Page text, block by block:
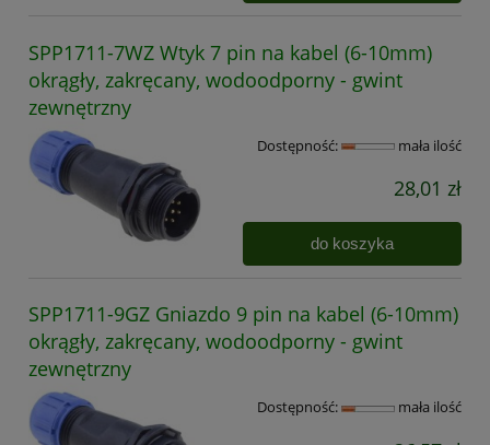
SPP1711-7WZ Wtyk 7 pin na kabel (6-10mm)
okrągły, zakręcany, wodoodporny - gwint
zewnętrzny
Dostępność: mała ilość
28,01 zł
do koszyka
SPP1711-9GZ Gniazdo 9 pin na kabel (6-10mm)
okrągły, zakręcany, wodoodporny - gwint
zewnętrzny
Dostępność: mała ilość